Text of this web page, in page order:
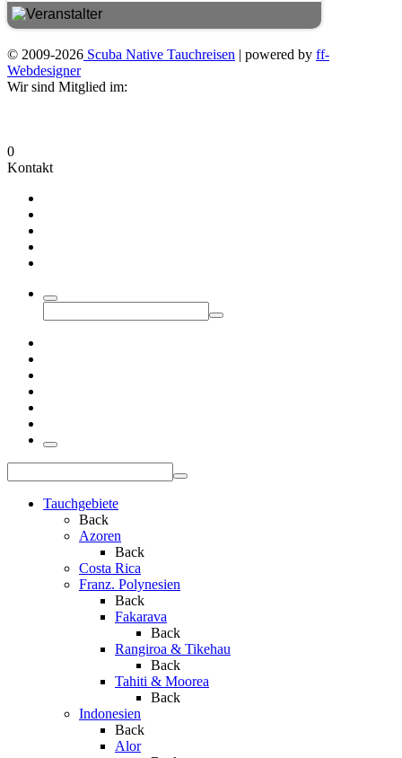
© 2009-2026 Scuba Native Tauchreisen | powered by ff-
Webdesigner
Wir sind Mitglied im:
0
Kontakt
Tauchgebiete
Back
Azoren
Back
Costa Rica
Franz. Polynesien
Back
Fakarava
Back
Rangiroa & Tikehau
Back
Tahiti & Moorea
Back
Indonesien
Back
Alor